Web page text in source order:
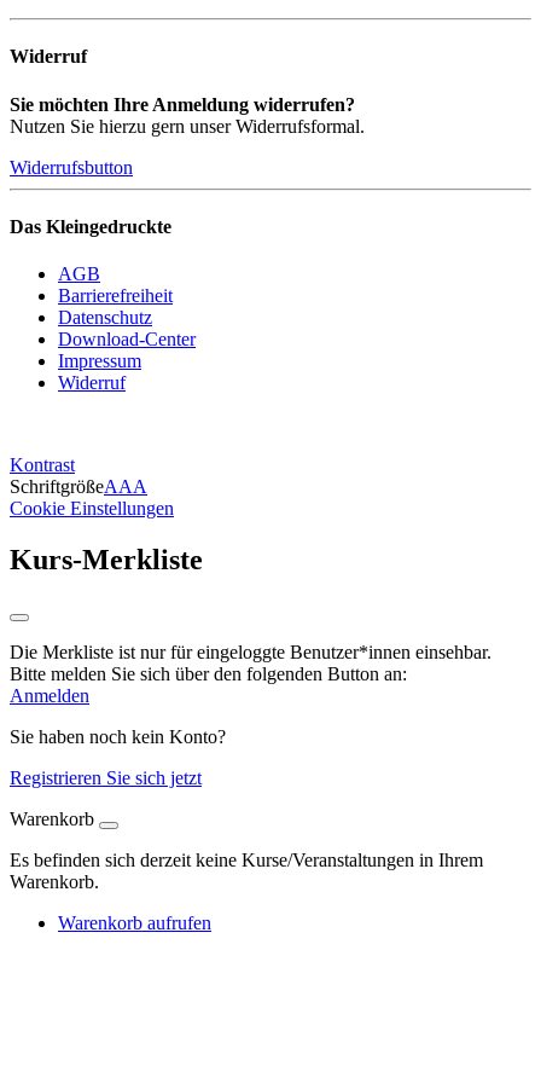
Widerruf
Sie möchten Ihre Anmeldung widerrufen?
Nutzen Sie hierzu gern unser Widerrufsformal.
Widerrufsbutton
Das Kleingedruckte
AGB
Barrierefreiheit
Datenschutz
Download-Center
Impressum
Widerruf
Kontrast
SchriftgrößeAAA
Cookie Einstellungen
Kurs-Merkliste
Die Merkliste ist nur für eingeloggte Benutzer*innen einsehbar.
Bitte melden Sie sich über den folgenden Button an:
Anmelden
Sie haben noch kein Konto?
Registrieren Sie sich jetzt
Warenkorb
Es befinden sich derzeit keine Kurse/Veranstaltungen in Ihrem
Warenkorb.
Warenkorb aufrufen